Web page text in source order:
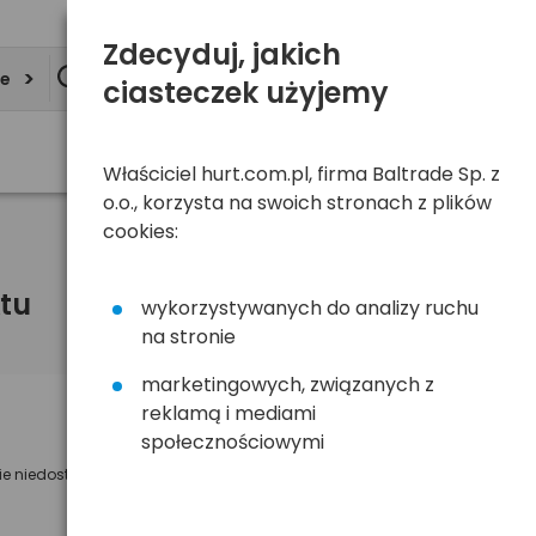
niedostępny
Powiadom mnie o dostępności
Zdecyduj, jakich
ciasteczek użyjemy
Właściciel hurt.com.pl, firma Baltrade Sp. z
o.o., korzysta na swoich stronach z plików
cookies:
wykorzystywanych do analizy ruchu
na stronie
marketingowych, związanych z
reklamą i mediami
społecznościowymi